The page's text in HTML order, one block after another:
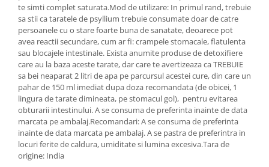
te simti complet saturata.Mod de utilizare: In primul rand, trebuie
sa stii ca taratele de psyllium trebuie consumate doar de catre
persoanele cu o stare foarte buna de sanatate, deoarece pot
avea reactii secundare, cum ar fi: crampele stomacale, flatulenta
sau blocajele intestinale. Exista anumite produse de detoxifiere
care au la baza aceste tarate, dar care te avertizeaza ca TREBUIE
sa bei neaparat 2 litri de apa pe parcursul acestei cure, din care un
pahar de 150 ml imediat dupa doza recomandata (de obicei, 1
lingura de tarate dimineata, pe stomacul gol), pentru evitarea
obturarii intestinului. A se consuma de preferinta inainte de data
marcata pe ambalaj.Recomandari: A se consuma de preferinta
inainte de data marcata pe ambalaj. A se pastra de preferintra in
locuri ferite de caldura, umiditate si lumina excesiva.Tara de
origine: India